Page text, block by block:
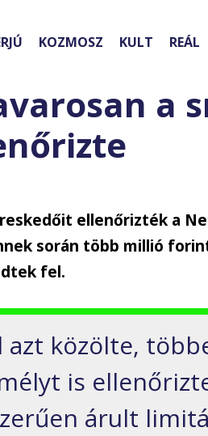
KOZMOSZ KULT REÁL
a
ellenőrizték a
során több millió
fel.
azt közölte,
is
árult